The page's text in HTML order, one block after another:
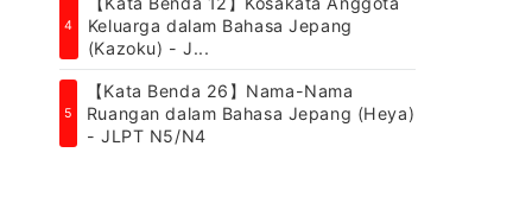
4
Keluarga dalam Bahasa Jepang
(Kazoku) - J...
5
【Kata Benda 26】Nama-Nama
Ruangan dalam Bahasa Jepang (Heya)
- JLPT N5/N4